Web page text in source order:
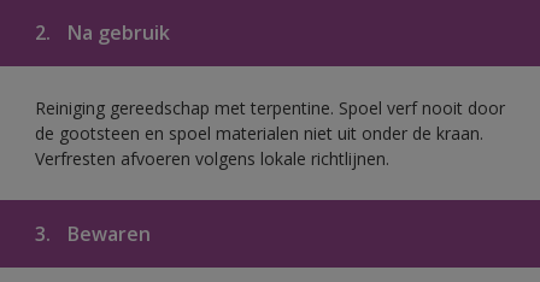
2. Na gebruik
Reiniging gereedschap met terpentine. Spoel verf nooit door
de gootsteen en spoel materialen niet uit onder de kraan.
Verfresten afvoeren volgens lokale richtlijnen.
3. Bewaren